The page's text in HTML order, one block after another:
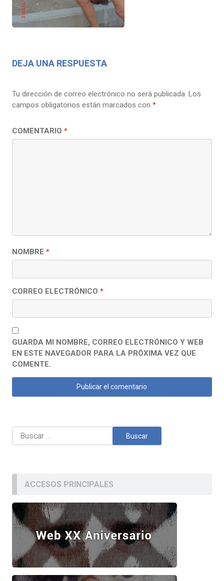
DEJA UNA RESPUESTA
Tu dirección de correo electrónico no será publicada. Los
campos obligatorios están marcados con *
COMENTARIO *
NOMBRE *
CORREO ELECTRÓNICO *
GUARDA MI NOMBRE, CORREO ELECTRÓNICO Y WEB
EN ESTE NAVEGADOR PARA LA PRÓXIMA VEZ QUE
COMENTE.
Buscar:
ACCESOS PRINCIPALES